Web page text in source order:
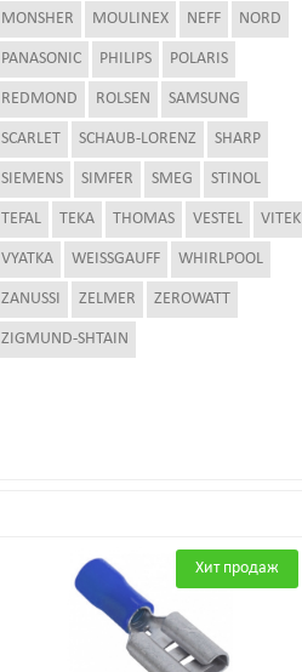
MONSHER MOULINEX NEFF NORD
PANASONIC PHILIPS POLARIS
REDMOND ROLSEN SAMSUNG
SCARLET SCHAUB-LORENZ SHARP
SIEMENS SIMFER SMEG STINOL
TEFAL TEKA THOMAS VESTEL VITEK
VYATKA WEISSGAUFF WHIRLPOOL
ZANUSSI ZELMER ZEROWATT
ZIGMUND-SHTAIN
Хит продаж